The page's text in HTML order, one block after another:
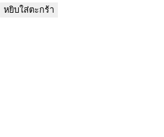
หยิบใส่ตะกร้า